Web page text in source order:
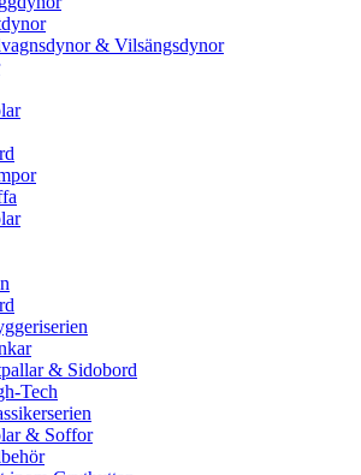
& Vilsängsdynor
& Sidobord
Tech
& Soffor